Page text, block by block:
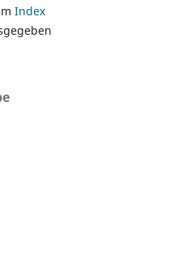
Index